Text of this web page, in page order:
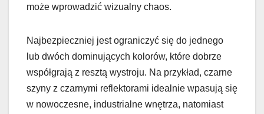
może wprowadzić wizualny chaos.
Najbezpieczniej jest ograniczyć się do jednego
lub dwóch dominujących kolorów, które dobrze
współgrają z resztą wystroju. Na przykład, czarne
szyny z czarnymi reflektorami idealnie wpasują się
w nowoczesne, industrialne wnętrza, natomiast